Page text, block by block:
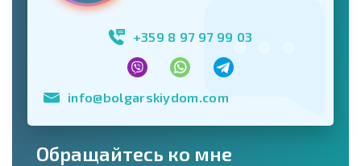
+359 8 97 97 99 03
info@bolgarskiydom.com
Обращайтесь ко мне